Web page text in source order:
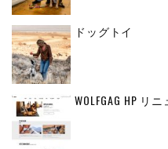
ドッグトイ
WOLFGAG HP リ